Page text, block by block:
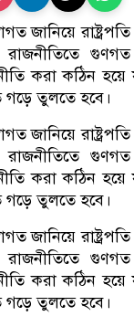
জানিয়ে
করা কঠিন
তুলতে হবে।
জানিয়ে
করা কঠিন
তুলতে হবে।
জানিয়ে
করা কঠিন
তুলতে হবে।